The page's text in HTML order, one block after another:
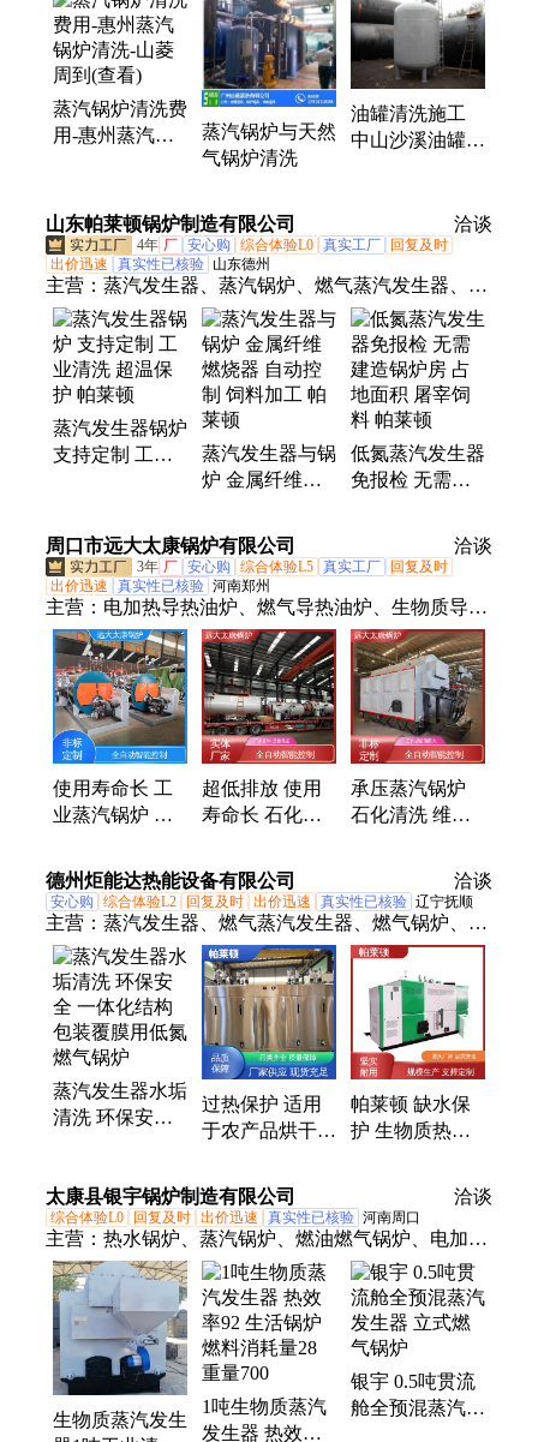
蒸汽锅炉清洗费
用-惠州蒸汽锅
蒸汽锅炉与天然
气锅炉清洗
油罐清洗施工
中山沙溪油罐清
山东帕莱顿锅炉制造有限公司 洽谈
4年 厂 安心购 综合体验L0 真实工厂
回复及时
出价迅速
真实性已核验 山东德州
主营： 蒸汽发生器、蒸汽锅炉、燃气蒸汽发生器、贯
流式蒸汽发生器、全预混蒸汽发生器、立式蒸汽发生
器、全自动蒸汽发生器、天然气蒸汽发生器、全预混
超低氮蒸汽发生器、超低氮蒸汽发生器、冷凝蒸汽发
生器、低氮蒸汽锅炉、复合舱蒸汽发生器、微过热蒸
汽发生器
蒸汽发生器锅炉
支持定制 工业
蒸汽发生器与锅
炉 金属纤维燃
饲料加工 帕莱
顿
低氮蒸汽发生器
免报检 无需建
面积 屠宰饲料
帕莱顿
周口市远大太康锅炉有限公司 洽谈
3年 厂 安心购 综合体验L5 真实工厂
回复及时
出价迅速
真实性已核验 河南郑州
主营： 电加热导热油炉、燃气导热油炉、生物质导热
油炉、电加热蒸汽锅炉、燃气蒸汽锅炉、蒸汽发生
器、燃气热水锅炉、D级蒸汽锅炉、真空热水锅炉、
生物质蒸汽锅炉、电加热热水锅炉、生物质热水锅
炉、燃气热风炉、生物质热风炉、燃气模温机
使用寿命长 工
业蒸汽锅炉 石
块化 远大太康
超低排放 使用
寿命长 石化清
炉 远大太康
承压蒸汽锅炉
石化清洗 维护
德州炬能达热能设备有限公司 洽谈
安心购 综合体验L2 回复及时 出价迅速 真实性已核验 辽宁抚顺
主营： 蒸汽发生器、燃气蒸汽发生器、燃气锅炉、贯
流蒸汽发生器、生物质蒸汽发生器、电加热锅炉、电
加热蒸汽发生器
蒸汽发生器水垢
清洗 环保安全
气锅炉
过热保护 适用
于农产品烘干
小区电锅炉供暖
帕莱顿
帕莱顿 缺水保
护 生物质热蒸
太康县银宇锅炉制造有限公司 洽谈
综合体验L0 回复及时 出价迅速 真实性已核验 河南周口
主营： 热水锅炉、蒸汽锅炉、燃油燃气锅炉、电加热
蒸汽锅炉、电加热热水锅炉、燃油蒸汽发生器、燃油
热水锅炉、燃气热水锅炉、燃油燃气蒸汽锅炉、燃油
导热油锅炉、燃油燃气导热油锅炉、电加热导热油锅
炉、电蒸汽发生器、工业锅炉、生物质蒸汽锅炉、生
物质蒸汽发生器、生物质热水锅炉、节能环保锅炉、
热风炉、生物质热风炉
生物质蒸汽发生
1吨生物质蒸汽
发生器 热效率
银宇 0.5吨贯流
舱全预混蒸汽发